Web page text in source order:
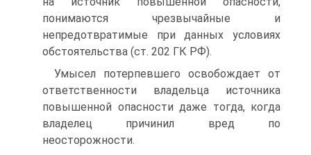
понимаются чрезвычайные и
непредотвратимые при данных условиях
обстоятельства (ст. 202 ГК РФ).
Умысел потерпевшего освобождает от
ответственности владельца источника
повышенной опасности даже тогда, когда
владелец причинил вред по
неосторожности.